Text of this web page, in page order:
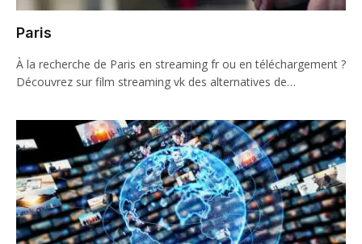
Paris
À la recherche de Paris en streaming fr ou en téléchargement ?
Découvrez sur film streaming vk des alternatives de…